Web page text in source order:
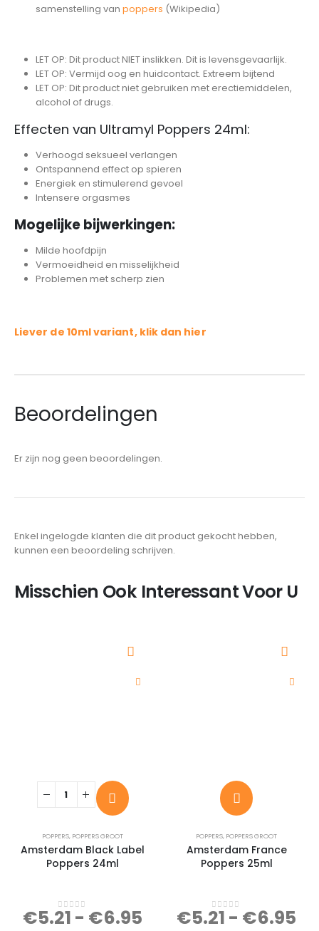
samenstelling van poppers (Wikipedia)
LET OP: Dit product NIET inslikken. Dit is levensgevaarlijk.
LET OP: Vermijd oog en huidcontact. Extreem bijtend
LET OP: Dit product niet gebruiken met erectiemiddelen,
alcohol of drugs.
Effecten van Ultramyl Poppers 24ml:
Verhoogd seksueel verlangen
Ontspannend effect op spieren
Energiek en stimulerend gevoel
Intensere orgasmes
Mogelijke bijwerkingen:
Milde hoofdpijn
Vermoeidheid en misselijkheid
Problemen met scherp zien
Liever de 10ml variant, klik dan hier
Beoordelingen
Er zijn nog geen beoordelingen.
Enkel ingelogde klanten die dit product gekocht hebben,
kunnen een beoordeling schrijven.
Misschien Ook Interessant Voor U
POPPERS, POPPERS GROOT
Amsterdam Black Label
Poppers 24ml
0out of 5
€5.21 - €6.95
POPPERS, POPPERS GROOT
Amsterdam France
Poppers 25ml
0out of 5
€5.21 - €6.95